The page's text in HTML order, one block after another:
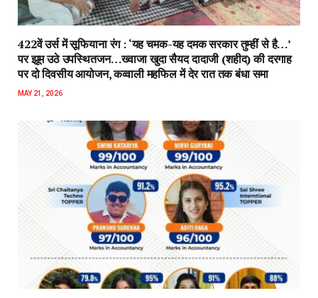
422वें उर्स में सूफियाना रंग : ‘यह चमक-यह दमक सरकार तुम्हीं से है…’
पर झूम उठे उपस्थितजन…ख्वाजा खुदा सैयद दादाजी (शहीद) की दरगाह
पर दो दिवसीय आयोजन, कव्वाली महफिल में देर रात तक बंधा समा
MAY 21, 2026